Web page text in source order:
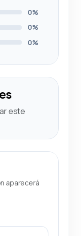
0%
0%
0%
este
aparecerá